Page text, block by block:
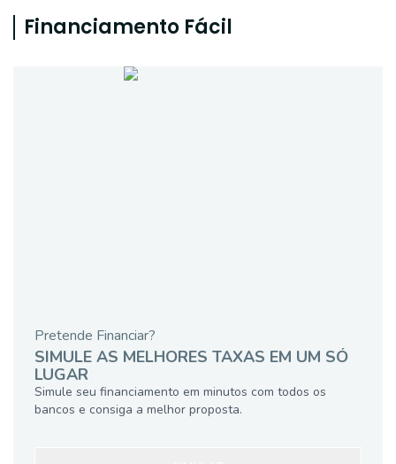
Financiamento Fácil
Pretende Financiar?
SIMULE AS MELHORES TAXAS EM UM SÓ
LUGAR
Simule seu financiamento em minutos com todos os
bancos e consiga a melhor proposta.